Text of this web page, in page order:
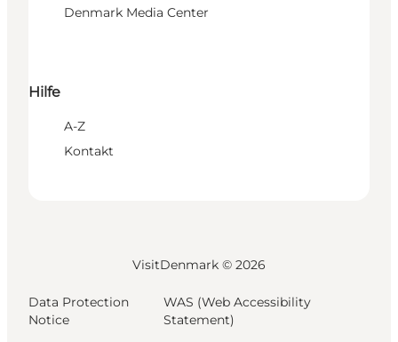
Denmark Media Center
Hilfe
A-Z
Kontakt
VisitDenmark © 2026
Data Protection
Notice
WAS (Web Accessibility
Statement)